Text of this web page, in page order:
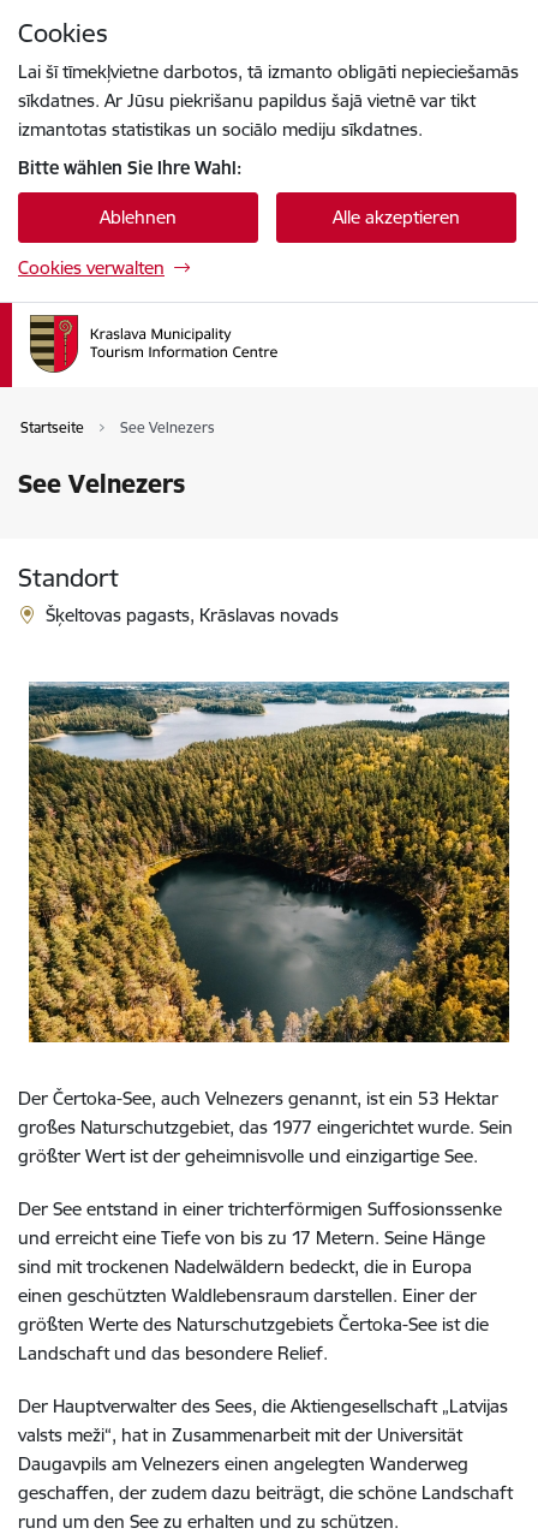
Cookies
Lai šī tīmekļvietne darbotos, tā izmanto obligāti nepieciešamās
sīkdatnes. Ar Jūsu piekrišanu papildus šajā vietnē var tikt
izmantotas statistikas un sociālo mediju sīkdatnes.
Bitte wählen Sie Ihre Wahl:
Ablehnen Alle akzeptieren
Cookies verwalten
Startseite See Velnezers
See Velnezers
Standort
Šķeltovas pagasts, Krāslavas novads
Der Čertoka-See, auch Velnezers genannt, ist ein 53 Hektar
großes Naturschutzgebiet, das 1977 eingerichtet wurde. Sein
größter Wert ist der geheimnisvolle und einzigartige See.
Der See entstand in einer trichterförmigen Suffosionssenke
und erreicht eine Tiefe von bis zu 17 Metern. Seine Hänge
sind mit trockenen Nadelwäldern bedeckt, die in Europa
einen geschützten Waldlebensraum darstellen. Einer der
größten Werte des Naturschutzgebiets Čertoka-See ist die
Landschaft und das besondere Relief.
Der Hauptverwalter des Sees, die Aktiengesellschaft „Latvijas
valsts meži“, hat in Zusammenarbeit mit der Universität
Daugavpils am Velnezers einen angelegten Wanderweg
geschaffen, der zudem dazu beiträgt, die schöne Landschaft
rund um den See zu erhalten und zu schützen.